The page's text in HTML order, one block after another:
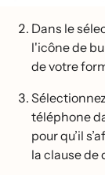
Dans le
l'icône de
de votre
téléphone
pour qu’il
la clause de